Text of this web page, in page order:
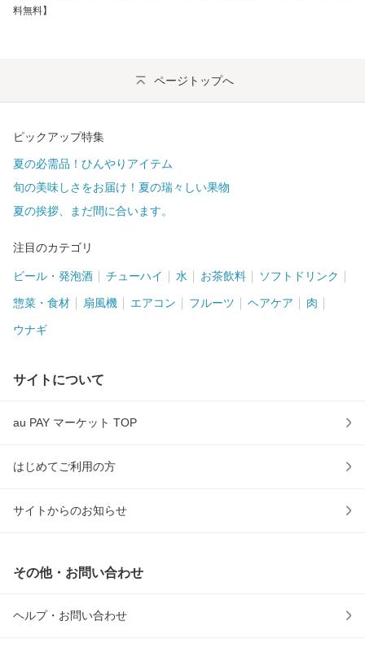
料無料】
ページトップへ
ピックアップ特集
夏の必需品！ひんやりアイテム
旬の美味しさをお届け！夏の瑞々しい果物
夏の挨拶、まだ間に合います。
注目のカテゴリ
ビール・発泡酒 チューハイ 水 お茶飲料 ソフトドリンク
惣菜・食材 扇風機 エアコン フルーツ ヘアケア 肉
ウナギ
サイトについて
au PAY マーケット TOP
はじめてご利用の方
サイトからのお知らせ
その他・お問い合わせ
ヘルプ・お問い合わせ